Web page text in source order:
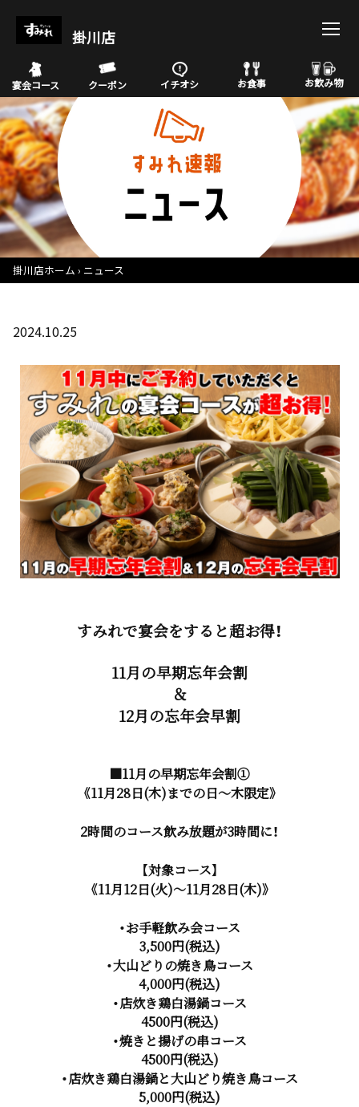
掛川店
宴会コース クーポン イチオシ お食事 お飲み物
掛川店ホーム ニュース
2024.10.25
すみれで宴会をすると超お得！
11月の早期忘年会割
＆
12月の忘年会早割
■11月の早期忘年会割①
《11月28日(木)までの日～木限定》
2時間のコース飲み放題が3時間に！
【対象コース】
《11月12日(火)～11月28日(木)》
・お手軽飲み会コース
3,500円(税込)
・大山どりの焼き鳥コース
4,000円(税込)
・店炊き鶏白湯鍋コース
4500円(税込)
・焼きと揚げの串コース
4500円(税込)
・店炊き鶏白湯鍋と大山どり焼き鳥コース
5,000円(税込)